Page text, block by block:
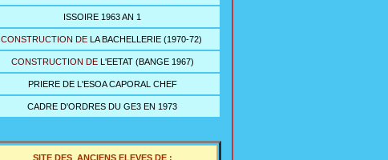
ISSOIRE 1963 AN 1
CONSTRUCTION DELA BACHELLERIE (1970-72)
CONSTRUCTION DEL'EETAT (BANGE 1967)
PRIERE DE L'ESOA CAPORAL CHEF
CADRE D'ORDRES DU GE3 EN 1973
SITE DES ANCIENS ELEVES DE :